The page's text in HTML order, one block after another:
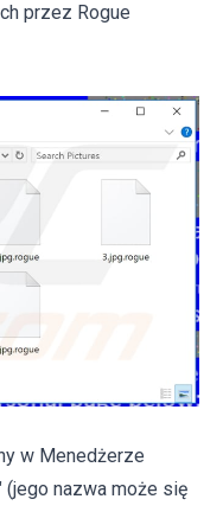
przez Rogue
w Menedżerze
(jego nazwa może się